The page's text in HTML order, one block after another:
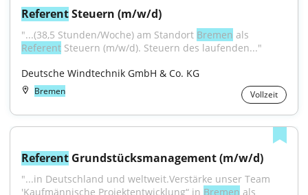
Referent Steuern (m/w/d)
"...(38,5 Stunden/Woche) am Standort Bremen
Referent Steuern (m/w/d). Steuern des laufenden..."
Deutsche Windtechnik GmbH & Co. KG
Bremen Vollzeit
Referent Grundstücksmanagement (m/w/d)
"...in Deutschland und weltweit.Verstärke unser Team
'Kaufmännische Projektentwicklung“ in Bremen